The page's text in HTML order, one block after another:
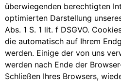
überwiegenden berechtigten
optimierten Darstellung
Abs. 1 S. 1 lit. f DSGVO.
die automatisch auf Ihrem
werden. Einige der von uns
werden nach Ende der
Schließen Ihres Browsers,